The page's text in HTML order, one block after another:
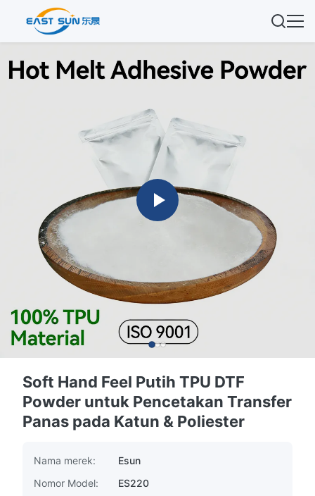
Soft Hand Feel Putih TPU DTF
Powder untuk Pencetakan Transfer
Panas pada Katun & Poliester
Nama merek:
Esun
Nomor Model:
ES220